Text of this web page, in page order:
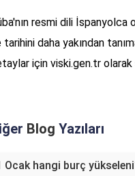
resmi dili
tarihini daha yakından
için viski.gen.tr
Blog Yazıları
Ocak hangi burç